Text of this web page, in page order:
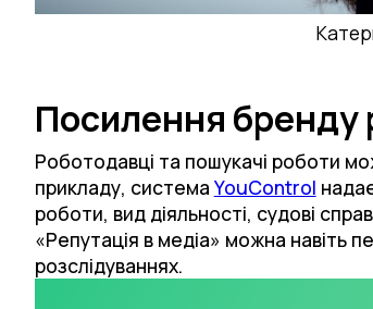
Посилення бренду
Роботодавці та пошукачі роботи
прикладу, система YouControl
роботи, вид діяльності, судові
«Репутація в медіа» можна навіть
розслідуваннях.